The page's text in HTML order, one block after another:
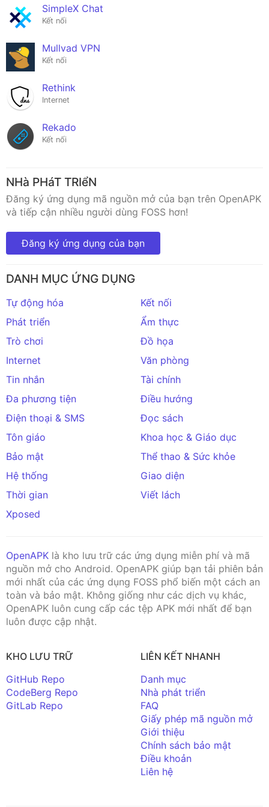
SimpleX Chat
Kết nối
Mullvad VPN
Kết nối
Rethink
Internet
Rekado
Kết nối
NHà PHáT TRIểN
Đăng ký ứng dụng mã nguồn mở của bạn trên OpenAPK
và tiếp cận nhiều người dùng FOSS hơn!
Đăng ký ứng dụng của bạn
DANH MỤC ỨNG DỤNG
Tự động hóa
Kết nối
Phát triển
Ẩm thực
Trò chơi
Đồ họa
Internet
Văn phòng
Tin nhắn
Tài chính
Đa phương tiện
Điều hướng
Điện thoại & SMS
Đọc sách
Tôn giáo
Khoa học & Giáo dục
Bảo mật
Thể thao & Sức khỏe
Hệ thống
Giao diện
Thời gian
Viết lách
Xposed
OpenAPK là kho lưu trữ các ứng dụng miễn phí và mã
nguồn mở cho Android. OpenAPK giúp bạn tải phiên bản
mới nhất của các ứng dụng FOSS phổ biến một cách an
toàn và bảo mật. Không giống như các dịch vụ khác,
OpenAPK luôn cung cấp các tệp APK mới nhất để bạn
luôn được cập nhật.
KHO LƯU TRỮ
GitHub Repo
CodeBerg Repo
GitLab Repo
LIÊN KẾT NHANH
Danh mục
Nhà phát triển
FAQ
Giấy phép mã nguồn mở
Giới thiệu
Chính sách bảo mật
Điều khoản
Liên hệ